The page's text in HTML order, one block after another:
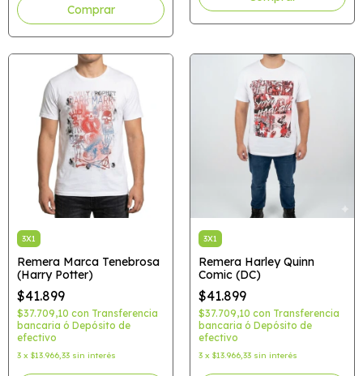
Comprar
3X1
Remera Marca Tenebrosa
(Harry Potter)
$41.899
$37.709,10 con Transferencia
bancaria ó Depósito de
efectivo
3 x $13.966,33 sin interés
3X1
Remera Harley Quinn
Comic (DC)
$41.899
$37.709,10 con Transferencia
bancaria ó Depósito de
efectivo
3 x $13.966,33 sin interés